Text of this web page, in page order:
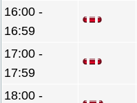
16:00 -
16:59
17:00 -
17:59
18:00 -